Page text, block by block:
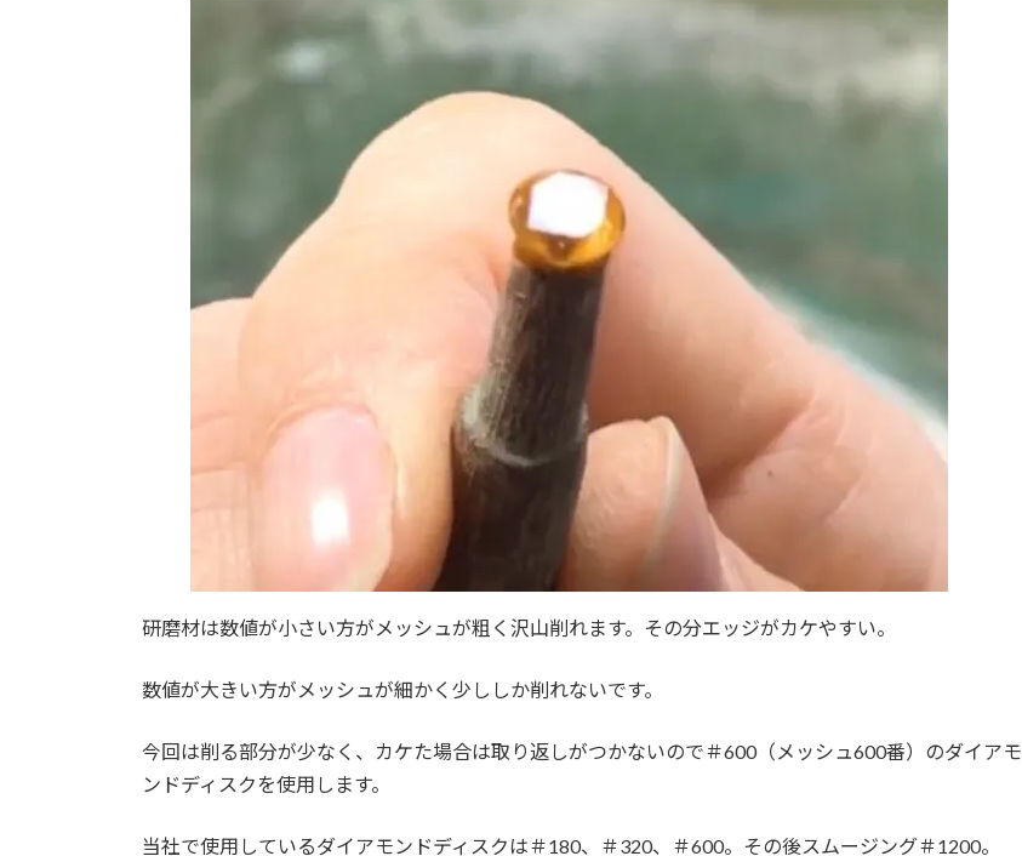
研磨材は数値が小さい方がメッシュが粗く沢山削れます。その分エッジがカケやすい。
数値が大きい方がメッシュが細かく少ししか削れないです。
今回は削る部分が少なく、カケた場合は取り返しがつかないので＃600（メッシュ600番）のダイアモ
ンドディスクを使用します。
当社で使用しているダイアモンドディスクは＃180、＃320、＃600。その後スムージング＃1200。